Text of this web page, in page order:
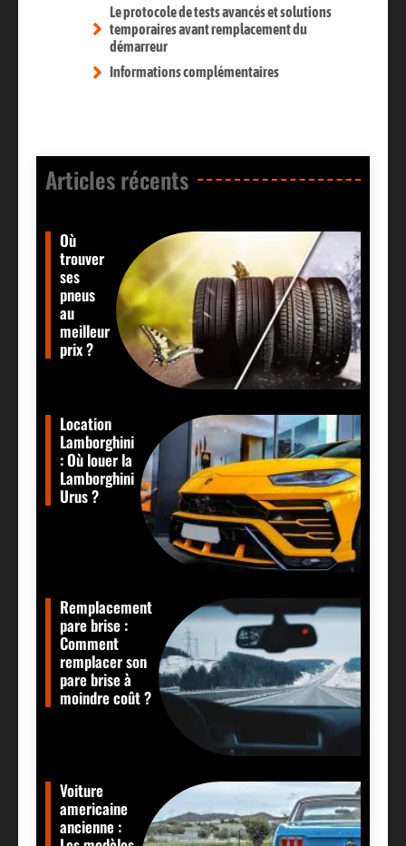
Le protocole de tests avancés et solutions
temporaires avant remplacement du
démarreur
Informations complémentaires
Articles récents​
Où
trouver
ses
pneus
au
meilleur
prix ?
Location
Lamborghini
: Où louer la
Lamborghini
Urus ?
Remplacement
pare brise :
Comment
remplacer son
pare brise à
moindre coût ?
Voiture
americaine
ancienne :